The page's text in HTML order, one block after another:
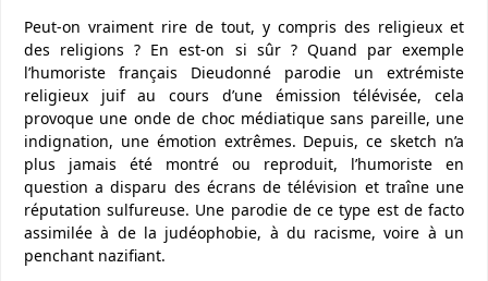
Peut-on vraiment rire de tout, y compris des religieux et
des religions ? En est-on si sûr ? Quand par exemple
l’humoriste français Dieudonné parodie un extrémiste
religieux juif au cours d’une émission télévisée, cela
provoque une onde de choc médiatique sans pareille, une
indignation, une émotion extrêmes. Depuis, ce sketch n’a
plus jamais été montré ou reproduit, l’humoriste en
question a disparu des écrans de télévision et traîne une
réputation sulfureuse. Une parodie de ce type est de facto
assimilée à de la judéophobie, à du racisme, voire à un
penchant nazifiant.